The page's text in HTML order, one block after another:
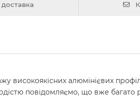
високоякісних алюмінієвих
повідомляємо, що вже багато